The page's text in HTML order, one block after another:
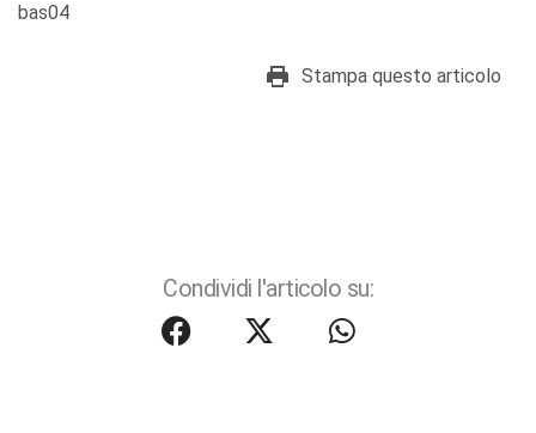
bas04
Stampa questo articolo
Condividi l'articolo su: